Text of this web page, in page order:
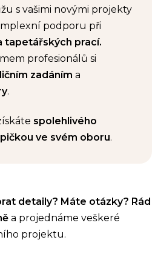
s vašimi novými projekty
podporu při
tapetářských prací.
profesionálů si
zadáním a
.
spolehlivého
ve svém oboru.
detaily? Máte otázky? Rád
a projednáme veškeré
projektu.